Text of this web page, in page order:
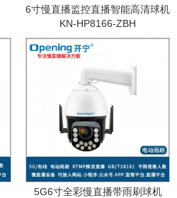
6寸慢直播监控直播智能高清球机
KN-HP8166-ZBH
5G6寸全彩慢直播带雨刷球机